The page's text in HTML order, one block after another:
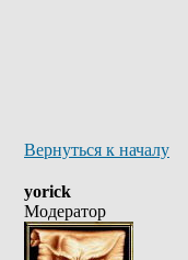
Вернуться к началу
yorick
Модератор